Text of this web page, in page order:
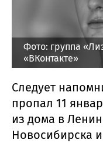
Фото: группа
«ВКонтакте»
Следует
пропал 11
из дома в
Новосибирска